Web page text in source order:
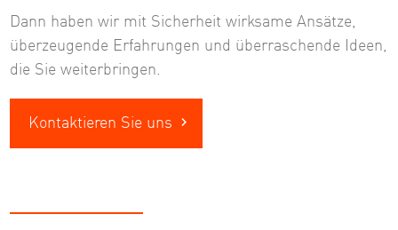
Dann haben wir mit Sicherheit wirksame Ansätze,
überzeugende Erfahrungen und überraschende Ideen,
die Sie weiterbringen.
Kontaktieren Sie uns